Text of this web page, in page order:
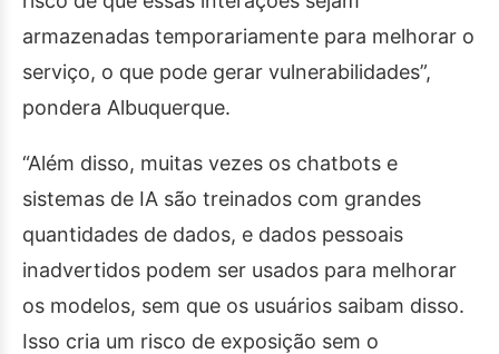
armazenadas temporariamente para melhorar o
serviço, o que pode gerar vulnerabilidades”,
pondera Albuquerque.
“Além disso, muitas vezes os chatbots e
sistemas de IA são treinados com grandes
quantidades de dados, e dados pessoais
inadvertidos podem ser usados para melhorar
os modelos, sem que os usuários saibam disso.
Isso cria um risco de exposição sem o